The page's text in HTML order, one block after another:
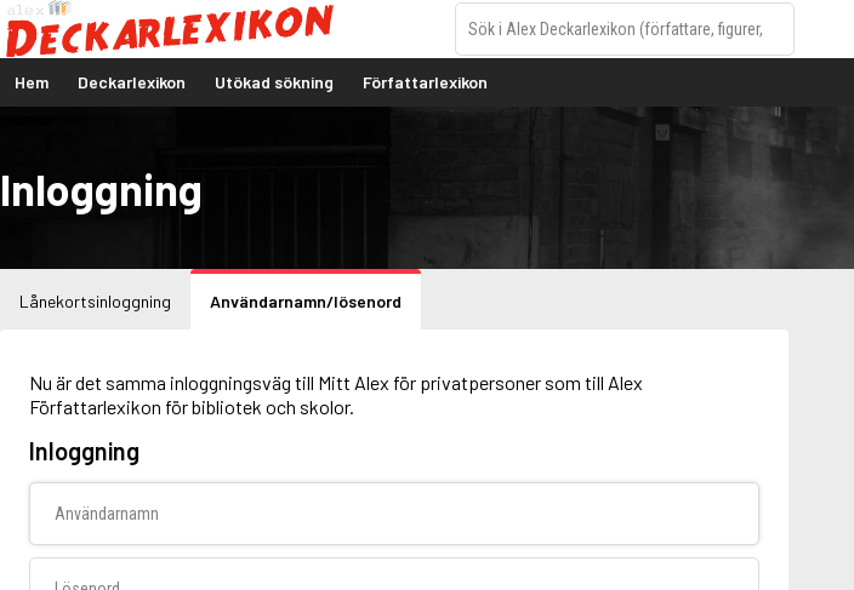
Hem Deckarlexikon Utökad sökning Författarlexikon
Inloggning
Lånekortsinloggning Användarnamn/lösenord
Nu är det samma inloggningsväg till Mitt Alex för privatpersoner som till Alex
Författarlexikon för bibliotek och skolor.
Inloggning